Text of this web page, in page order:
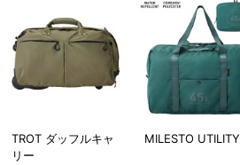
TROT ダッフルキャ
リー
MILESTO UTILITY